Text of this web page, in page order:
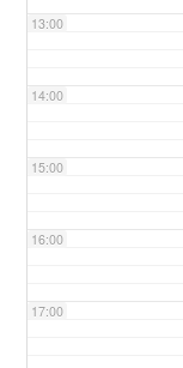
13:00
14:00
15:00
16:00
17:00